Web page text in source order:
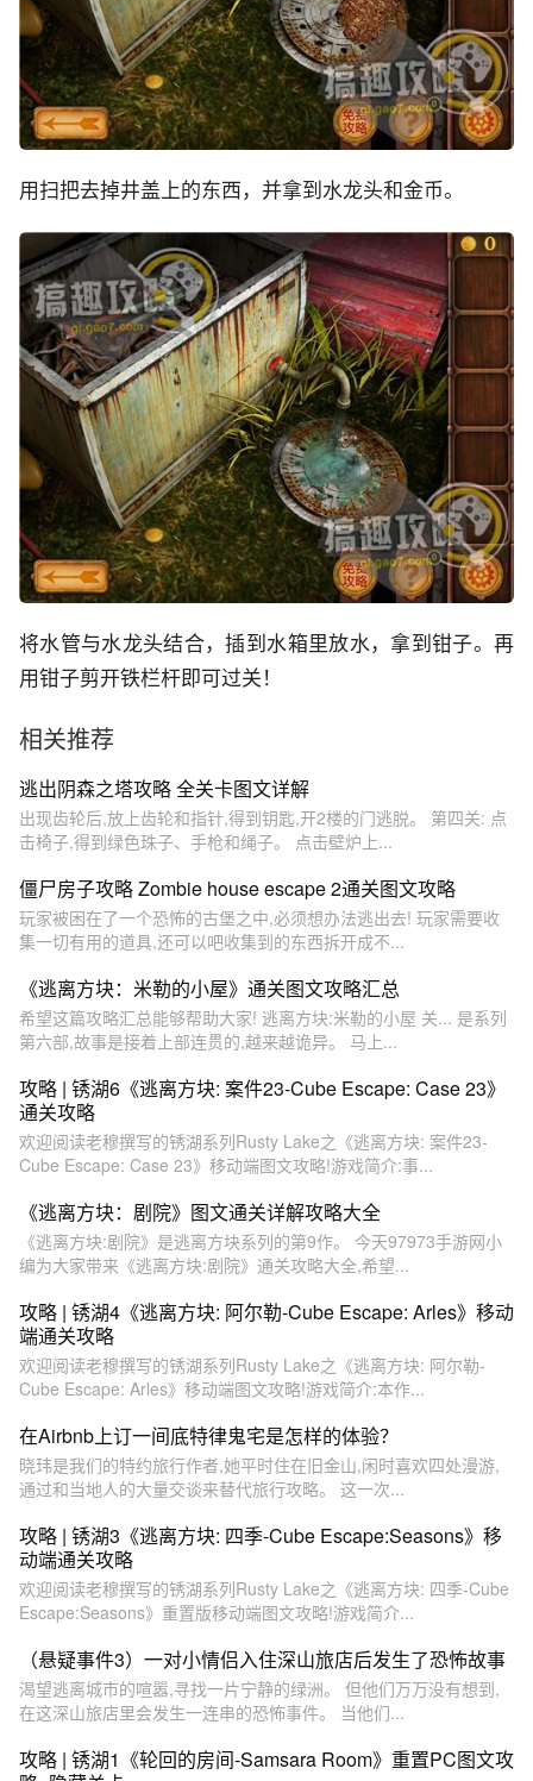
用扫把去掉井盖上的东西，并拿到水龙头和金币。
将水管与水龙头结合，插到水箱里放水，拿到钳子。再
用钳子剪开铁栏杆即可过关！
相关推荐
逃出阴森之塔攻略 全关卡图文详解
出现齿轮后,放上齿轮和指针,得到钥匙,开2楼的门逃脱。 第四关: 点
击椅子,得到绿色珠子、手枪和绳子。 点击壁炉上...
僵尸房子攻略 Zombie house escape 2通关图文攻略
玩家被困在了一个恐怖的古堡之中,必须想办法逃出去! 玩家需要收
集一切有用的道具,还可以吧收集到的东西拆开成不...
《逃离方块：米勒的小屋》通关图文攻略汇总
希望这篇攻略汇总能够帮助大家! 逃离方块:米勒的小屋 关... 是系列
第六部,故事是接着上部连贯的,越来越诡异。 马上...
攻略 | 锈湖6《逃离方块: 案件23-Cube Escape: Case 23》
通关攻略
欢迎阅读老穆撰写的锈湖系列Rusty Lake之《逃离方块: 案件23-
Cube Escape: Case 23》移动端图文攻略!游戏简介:事...
《逃离方块：剧院》图文通关详解攻略大全
《逃离方块:剧院》是逃离方块系列的第9作。 今天97973手游网小
编为大家带来《逃离方块:剧院》通关攻略大全,希望...
攻略 | 锈湖4《逃离方块: 阿尔勒-Cube Escape: Arles》移动
端通关攻略
欢迎阅读老穆撰写的锈湖系列Rusty Lake之《逃离方块: 阿尔勒-
Cube Escape: Arles》移动端图文攻略!游戏简介:本作...
在Airbnb上订一间底特律鬼宅是怎样的体验？
晓玮是我们的特约旅行作者,她平时住在旧金山,闲时喜欢四处漫游,
通过和当地人的大量交谈来替代旅行攻略。 这一次...
攻略 | 锈湖3《逃离方块: 四季-Cube Escape:Seasons》移
动端通关攻略
欢迎阅读老穆撰写的锈湖系列Rusty Lake之《逃离方块: 四季-Cube
Escape:Seasons》重置版移动端图文攻略!游戏简介...
（悬疑事件3）一对小情侣入住深山旅店后发生了恐怖故事
渴望逃离城市的喧嚣,寻找一片宁静的绿洲。 但他们万万没有想到,
在这深山旅店里会发生一连串的恐怖事件。 当他们...
攻略 | 锈湖1《轮回的房间-Samsara Room》重置PC图文攻